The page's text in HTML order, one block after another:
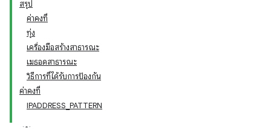
สรุป
ค่าคงที่
ทุ่ง
เครื่องมือสร้างสาธารณะ
เมธอดสาธารณะ
วิธีการที่ได้รับการป้องกัน
ค่าคงที่
IPADDRESS_PATTERN